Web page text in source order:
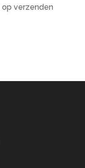
op verzenden